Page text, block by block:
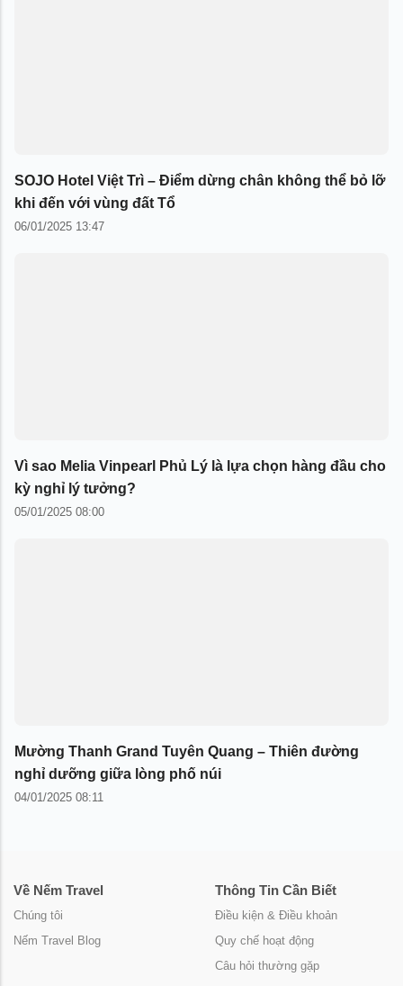
SOJO Hotel Việt Trì – Điểm dừng chân không thể bỏ lỡ
khi đến với vùng đất Tổ
06/01/2025 13:47
Vì sao Melia Vinpearl Phủ Lý là lựa chọn hàng đầu cho
kỳ nghỉ lý tưởng?
05/01/2025 08:00
Mường Thanh Grand Tuyên Quang – Thiên đường
nghỉ dưỡng giữa lòng phố núi
04/01/2025 08:11
Về Nếm Travel
Chúng tôi
Nếm Travel Blog
Thông Tin Cần Biết
Điều kiện & Điều khoản
Quy chế hoạt động
Câu hỏi thường gặp